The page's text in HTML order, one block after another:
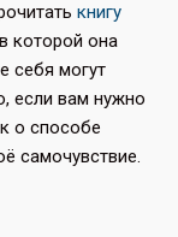
книгу
которой она
себя могут
если вам нужно
о способе
самочувствие.